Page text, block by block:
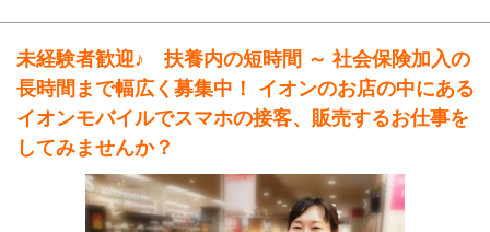
未経験者歓迎♪ 扶養内の短時間 ～ 社会保険加入の
長時間まで幅広く募集中！ イオンのお店の中にある
イオンモバイルでスマホの接客、販売するお仕事を
してみませんか？